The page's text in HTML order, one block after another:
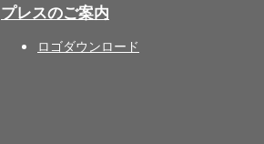
プレスのご案内
ロゴダウンロード